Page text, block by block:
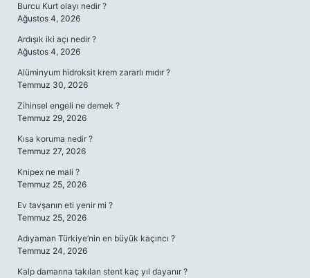
Burcu Kurt olayı nedir ?
Ağustos 4, 2026
Ardışık iki açı nedir ?
Ağustos 4, 2026
Alüminyum hidroksit krem zararlı mıdır ?
Temmuz 30, 2026
Zihinsel engeli ne demek ?
Temmuz 29, 2026
Kısa koruma nedir ?
Temmuz 27, 2026
Knipex ne mali ?
Temmuz 25, 2026
Ev tavşanın eti yenir mi ?
Temmuz 25, 2026
Adıyaman Türkiye’nin en büyük kaçıncı ?
Temmuz 24, 2026
Kalp damarına takılan stent kaç yıl dayanır ?